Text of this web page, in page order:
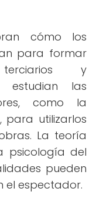
cómo los
para formar
y
estudian las
como la
para utilizarlos
La teoría
psicología del
pueden
el espectador.